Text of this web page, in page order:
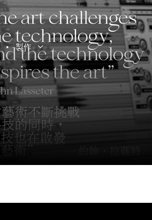
製作 打開子選單
關閉子選單